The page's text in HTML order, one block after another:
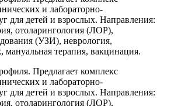
и лабораторно-
для детей и взрослых. Направления:
отоларингология (ЛОР),
(УЗИ), неврология,
мануальная терапия, вакцинация.
Предлагает комплекс
и лабораторно-
для детей и взрослых. Направления:
отоларингология (ЛОР),